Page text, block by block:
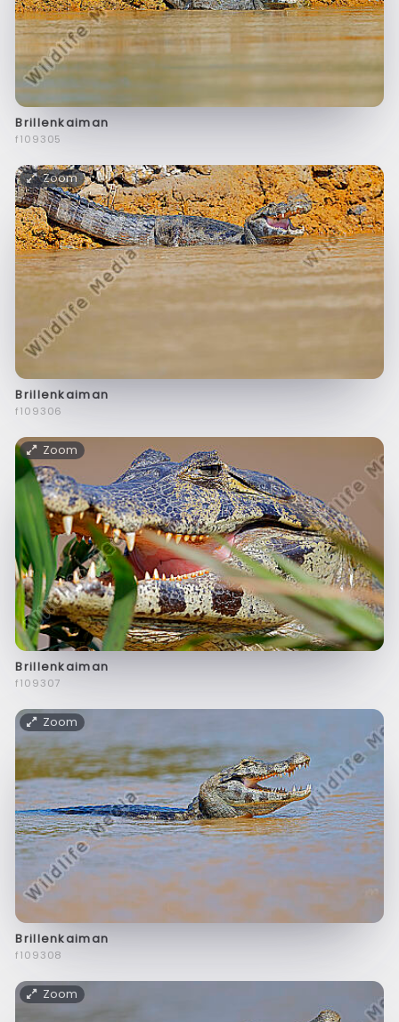
Brillenkaiman
f109305
Zoom
Brillenkaiman
f109306
Zoom
Brillenkaiman
f109307
Zoom
Brillenkaiman
f109308
Zoom